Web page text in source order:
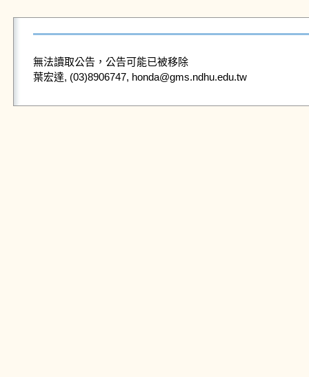
無法讀取公告，公告可能已被移除
葉宏達, (03)8906747, honda@gms.ndhu.edu.tw